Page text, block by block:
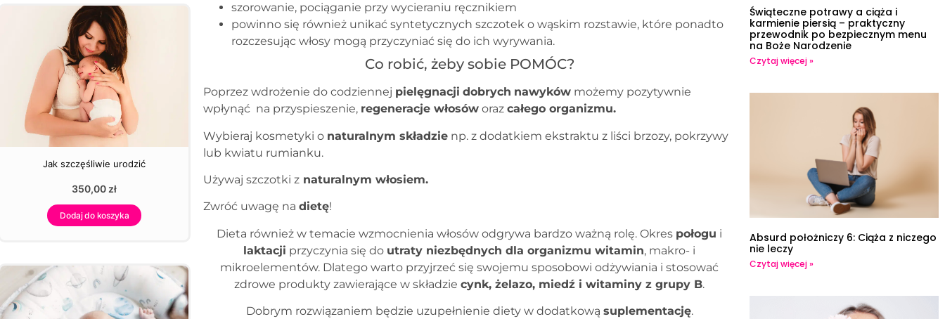
Jak szczęśliwie urodzić
350,00 zł
Dodaj do koszyka
szorowanie, pociąganie przy wycieraniu ręcznikiem
powinno się również unikać syntetycznych szczotek o wąskim rozstawie, które ponadto
rozczesując włosy mogą przyczyniać się do ich wyrywania.
Co robić, żeby sobie POMÓC?
Poprzez wdrożenie do codziennej pielęgnacji dobrych nawykówmożemy pozytywnie
wpłynąć na przyspieszenie, regeneracje włosóworaz całego organizmu.
Wybieraj kosmetyki o naturalnym składzienp. z dodatkiem ekstraktu z liści brzozy, pokrzywy
lub kwiatu rumianku.
Używaj szczotki znaturalnym włosiem.
Zwróć uwagę na dietę!
Dieta również w temacie wzmocnienia włosów odgrywa bardzo ważną rolę. Okres połogu i
laktacji przyczynia się do utraty niezbędnych dla organizmu witamin, makro- i
mikroelementów. Dlatego warto przyjrzeć się swojemu sposobowi odżywiania i stosować
zdrowe produkty zawierające w składzie cynk, żelazo, miedź i witaminy z grupy B.
Dobrym rozwiązaniem będzie uzupełnienie diety w dodatkową suplementację.
Świąteczne potrawy a ciąża i
karmienie piersią – praktyczny
przewodnik po bezpiecznym menu
na Boże Narodzenie
Czytaj więcej »
Absurd położniczy 6: Ciąża z niczego
nie leczy
Czytaj więcej »